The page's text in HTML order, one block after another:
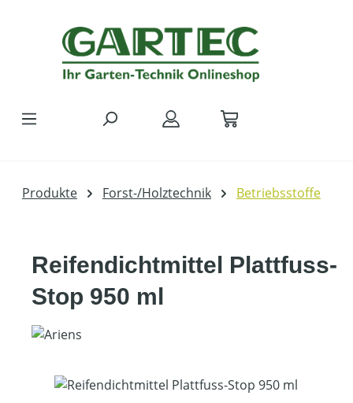
Produkte Forst-/Holztechnik Betriebsstoffe
Reifendichtmittel Plattfuss-
Stop 950 ml
Bildergalerie überspringen